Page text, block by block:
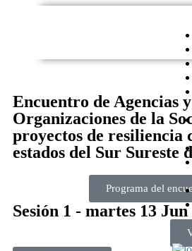
Encuentro de Agencias y
Organizaciones de la
proyectos de resiliencia
estados del Sur Sureste
Programa del
Sesión 1 - martes 13 Jun